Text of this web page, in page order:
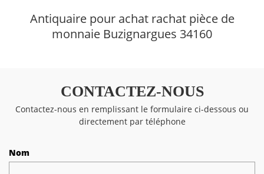
Antiquaire pour achat rachat pièce de
monnaie Buzignargues 34160
CONTACTEZ-NOUS
Contactez-nous en remplissant le formulaire ci-dessous ou
directement par téléphone
Nom